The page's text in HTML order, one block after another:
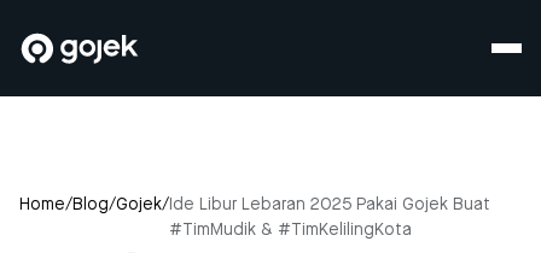
Home/Blog/Gojek/ Ide Libur Lebaran 2025 Pakai Gojek Buat
#TimMudik & #TimKelilingKota